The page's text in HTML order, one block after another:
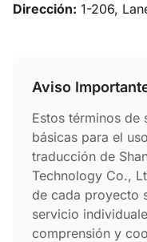
Dirección: 1-206,
Aviso
Estos términos de
básicas para el
traducción de
Technology Co.,
de cada proyecto
servicio
comprensión y